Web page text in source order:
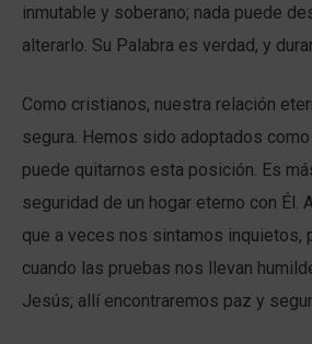
inmutable y soberano; nada puede
alterarlo. Su Palabra es verdad, y
Como cristianos, nuestra relación
segura. Hemos sido adoptados
puede quitarnos esta posición. Es
seguridad de un hogar eterno con Él.
que a veces nos sintamos inquietos,
cuando las pruebas nos llevan
Jesús; allí encontraremos paz y